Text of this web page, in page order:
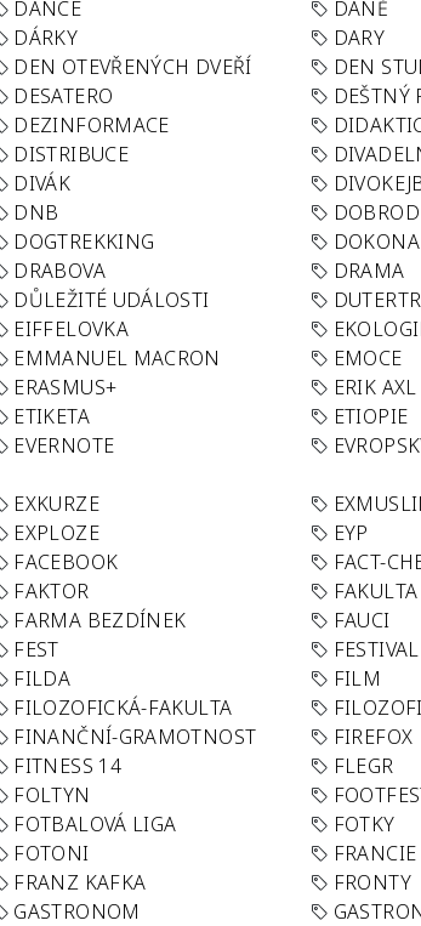
DANCE DANĚ
DÁRKY DARY
DEN OTEVŘENÝCH DVEŘÍ DEN
DESATERO DEŠTNÝ
DEZINFORMACE
DISTRIBUCE
DIVÁK
DNB
DOGTREKKING
DRABOVA DRAMA
DŮLEŽITÉ UDÁLOSTI
EIFFELOVKA
EMMANUEL MACRON EMOCE
ERASMUS+ ERIK
ETIKETA ETIOPIE
EVERNOTE
EXKURZE
EXPLOZE EYP
FACEBOOK FACT-
FAKTOR FAKULTA
FARMA BEZDÍNEK FAUCI
FEST FESTIVAL
FILDA FILM
FILOZOFICKÁ-FAKULTA
FINANČNÍ-GRAMOTNOST FIREFOX
FITNESS 14 FLEGR
FOLTYN
FOTBALOVÁ LIGA FOTKY
FOTONI FRANCIE
FRANZ KAFKA FRONTY
GASTRONOM